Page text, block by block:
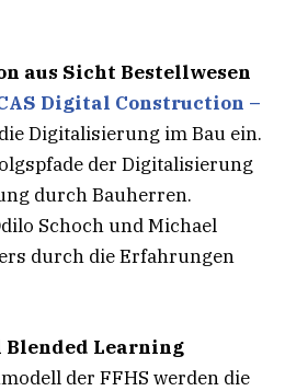
aus Sicht Bestellwesen
Digital Construction –
Digitalisierung im Bau ein.
der Digitalisierung
durch Bauherren.
Schoch und Michael
durch die Erfahrungen
Learning
der FFHS werden die